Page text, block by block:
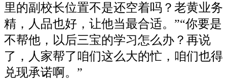
里的副校长位置不是还空着吗？老黄业务
精，人品也好，让他当最合适。”“你要是
不帮他，以后三宝的学习怎么办？再说
了，人家帮了咱们这么大的忙，咱们也得
兑现承诺啊。”